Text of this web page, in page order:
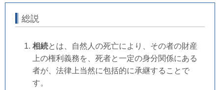
総説
相続とは、自然人の死亡により、その者の財産
上の権利義務を、死者と一定の身分関係にある
者が、法律上当然に包括的に承継することで
す。